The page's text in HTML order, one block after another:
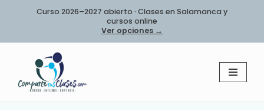
al
contenido
Curso 2026–2027 abierto · Clases en Salamanca y
cursos online
Ver opciones →